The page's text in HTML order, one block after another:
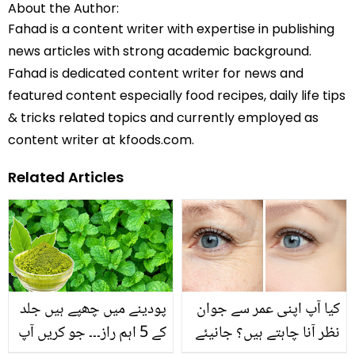
About the Author:
Fahad is a content writer with expertise in publishing
news articles with strong academic background.
Fahad is dedicated content writer for news and
featured content especially food recipes, daily life tips
& tricks related topics and currently employed as
content writer at kfoods.com.
Related Articles
پودینے میں چھپے ہیں جلد
کے 5 اہم راز۔۔۔ جو کریں آپ
کیا آپ اپنی عمر سے جوان
نظر آنا چاہتے ہیں؟ جانیئے